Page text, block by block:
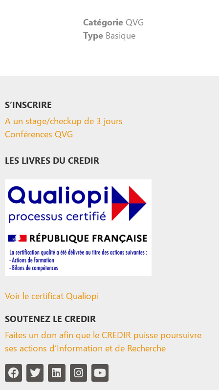
Catégorie QVG
Type Basique
S’INSCRIRE
A un stage/checkup de 3 jours
Conférences QVG
LES LIVRES DU CREDIR
Voir le certificat Qualiopi
SOUTENEZ LE CREDIR
Faites un don afin que le CREDIR puisse poursuivre
ses actions d’Information et de Recherche